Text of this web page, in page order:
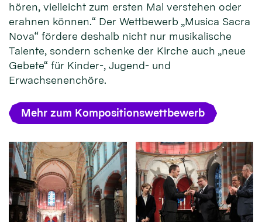
hören, vielleicht zum ersten Mal verstehen oder
erahnen können.“ Der Wettbewerb „Musica Sacra
Nova“ fördere deshalb nicht nur musikalische
Talente, sondern schenke der Kirche auch „neue
Gebete“ für Kinder-, Jugend- und
Erwachsenenchöre.
Mehr zum Kompositionswettbewerb